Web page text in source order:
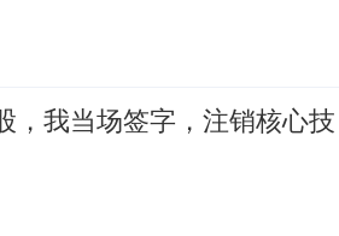
，我当场签字，注销核心技